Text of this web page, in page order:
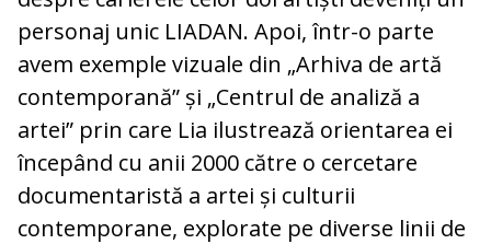
personaj unic LIADAN. Apoi, într-o parte
avem exemple vizuale din „Arhiva de artă
contemporană” și „Centrul de analiză a
artei” prin care Lia ilustrează orientarea ei
începând cu anii 2000 către o cercetare
documentaristă a artei și culturii
contemporane, explorate pe diverse linii de